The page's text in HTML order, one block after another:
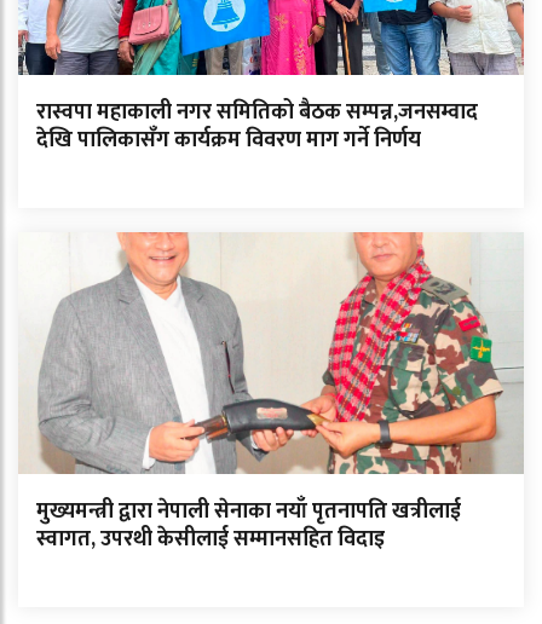
रास्वपा महाकाली नगर समितिको बैठक सम्पन्न,जनसम्वाद
देखि पालिकासँग कार्यक्रम विवरण माग गर्ने निर्णय
मुख्यमन्त्री द्वारा नेपाली सेनाका नयाँ पृतनापति खत्रीलाई
स्वागत, उपरथी केसीलाई सम्मानसहित विदाइ